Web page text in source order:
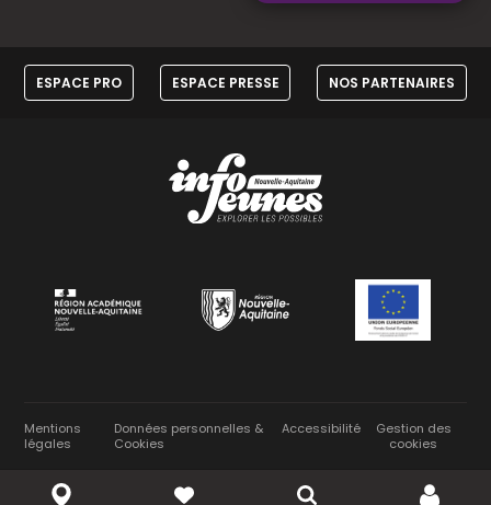
ESPACE PRO ESPACE PRESSE NOS PARTENAIRES
Mentions
légales
Données personnelles &
Cookies
Accessibilité
Gestion des
cookies